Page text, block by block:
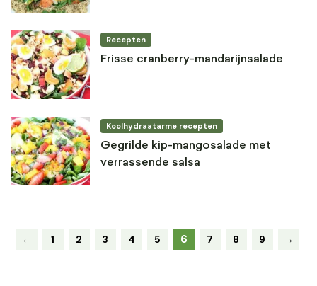
Recepten
Frisse cranberry-mandarijnsalade
Koolhydraatarme recepten
Gegrilde kip-mangosalade met
verrassende salsa
← 1 2 3 4 5 6 7 8 9 →